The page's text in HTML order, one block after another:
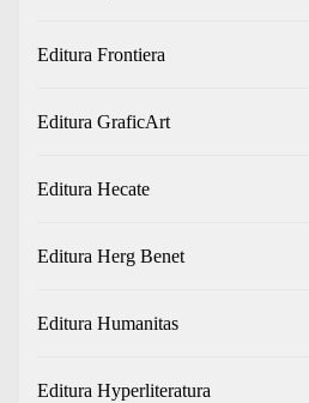
Editura Frontiera
Editura GraficArt
Editura Hecate
Editura Herg Benet
Editura Humanitas
Editura Hyperliteratura